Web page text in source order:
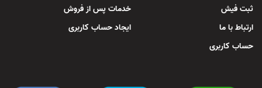
خدمات پس از فروش
ایجاد حساب کاربری
ثبت فیش
ارتباط با ما
حساب کاربری